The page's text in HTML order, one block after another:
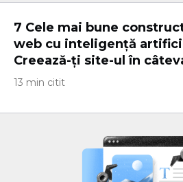
7 Cele mai bune
web cu inteligență
Creează-ți site-ul în
13 min citit